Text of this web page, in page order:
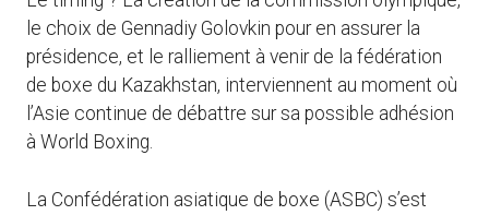
le choix de Gennadiy Golovkin pour en assurer la
présidence, et le ralliement à venir de la fédération
de boxe du Kazakhstan, interviennent au moment où
l’Asie continue de débattre sur sa possible adhésion
à World Boxing.
La Confédération asiatique de boxe (ASBC) s’est